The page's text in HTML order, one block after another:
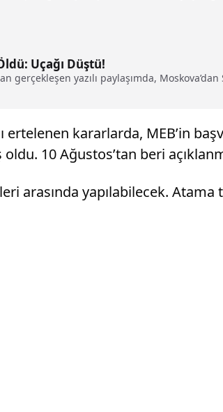
Uçağı Düştü!
gerçekleşen yazılı paylaşımda,
ertelenen kararlarda, MEB’in
10 Ağustos’tan beri
arasında yapılabilecek.